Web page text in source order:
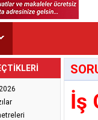
İş